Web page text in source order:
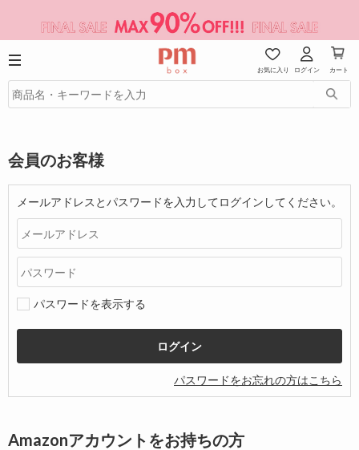
お気に入り ログイン カート
会員のお客様
メールアドレスとパスワードを入力してログインしてください。
パスワードを表示する
パスワードをお忘れの方はこちら
Amazonアカウントをお持ちの方